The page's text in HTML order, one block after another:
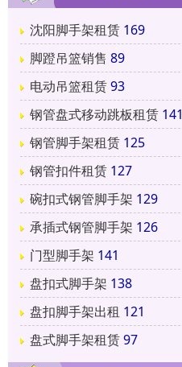
沈阳脚手架租赁 169
脚蹬吊篮销售 89
电动吊篮租赁93
钢管盘式移动跳板租赁 141
钢管脚手架租赁 125
钢管扣件租赁 127
碗扣式钢管脚手架 129
承插式钢管脚手架 126
门型脚手架 141
盘扣式脚手架 138
盘扣脚手架出租 121
盘式脚手架租赁97